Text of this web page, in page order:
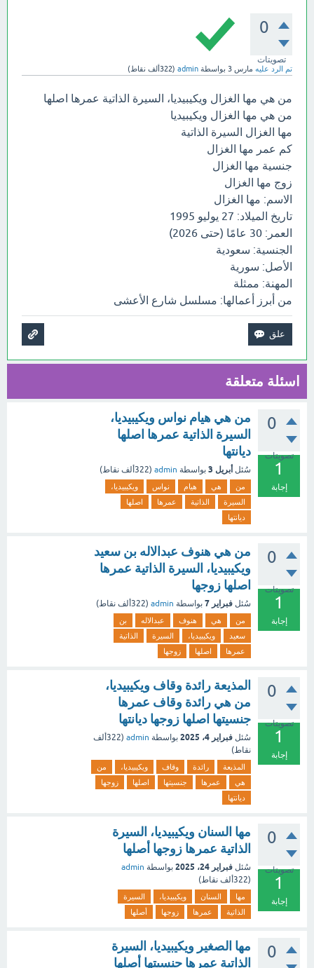
0
تصويتات
تم الرد عليه مارس 3 بواسطة admin
(322ألف نقاط)
من هي مها الغزال ويكيبيديا، السيرة الذاتية عمرها اصلها
من هي مها الغزال ويكيبيديا
مها الغزال السيرة الذاتية
كم عمر مها الغزال
جنسية مها الغزال
زوج مها الغزال
الاسم: مها الغزال
تاريخ الميلاد: 27 يوليو 1995
العمر: 30 عامًا (حتى 2026)
الجنسية: سعودية
الأصل: سورية
المهنة: ممثلة
من أبرز أعمالها: مسلسل شارع الأعشى
اسئلة متعلقة
0
تصويتات
1
إجابة
من هي هيام نواس ويكيبيديا،
السيرة الذاتية عمرها اصلها
ديانتها
سُئل أبريل 3 بواسطة admin
(322ألف نقاط)
من هي هيام نواس
ويكيبيديا،
السيرة
الذاتية عمرها
اصلها
ديانتها
0
تصويتات
1
إجابة
من هي هنوف عبدالاله بن سعيد
ويكيبيديا، السيرة الذاتية عمرها
اصلها زوجها
سُئل فبراير 7 بواسطة admin
(322ألف نقاط)
من هي هنوف عبدالاله
بن
سعيد
ويكيبيديا، السيرة
الذاتية
عمرها
اصلها زوجها
0
تصويتات
1
إجابة
المذيعة رائدة وقاف ويكيبيديا،
من هي رائدة وقاف عمرها
جنسيتها اصلها زوجها ديانتها
سُئل فبراير 4، 2025 بواسطة admin
(322ألف
نقاط)
المذيعة رائدة وقاف ويكيبيديا،
من
هي
عمرها جنسيتها اصلها
زوجها
ديانتها
0
تصويتات
1
إجابة
مها السنان ويكيبيديا، السيرة
الذاتية عمرها زوجها أصلها
سُئل فبراير 24، 2025 بواسطة admin
(322ألف نقاط)
مها السنان ويكيبيديا،
السيرة
الذاتية
عمرها زوجها أصلها
0
مها الصغير ويكيبيديا، السيرة
الذاتية عمرها جنسيتها أصلها